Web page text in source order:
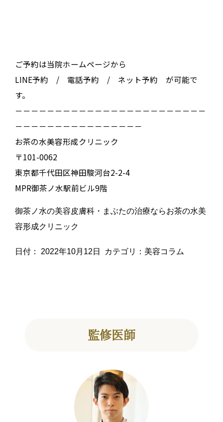
ご予約は当院ホームページから
LINE予約 / 電話予約 / ネット予約 が可能で
す。
－－－－－－－－－－－－－－－－－－－－－－－－
－－－－－－－－－－－－－－－－
お茶の水美容形成クリニック
〒101-0062
東京都千代田区神田駿河台2-2-4
MPR御茶ノ水駅前ビル9階
御茶ノ水の美容皮膚科・まぶたの治療ならお茶の水美
容形成クリニック
日付： 2022年10月12日 カテゴリ： 美容コラム
監修医師